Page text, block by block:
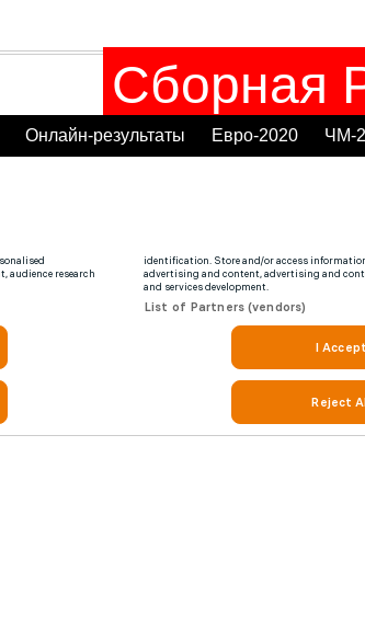
Сборная
Онлайн-результаты Евро-2020 ЧМ-